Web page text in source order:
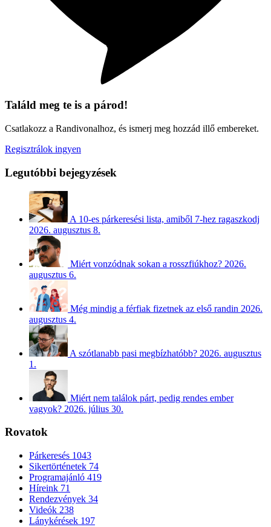
Találd meg te is a párod!
Csatlakozz a Randivonalhoz, és ismerj meg hozzád illő embereket.
Regisztrálok ingyen
Legutóbbi bejegyzések
A 10-es párkeresési lista, amiből 7-hez ragaszkodj
2026. augusztus 8.
Miért vonzódnak sokan a rosszfiúkhoz? 2026.
augusztus 6.
Még mindig a férfiak fizetnek az első randin 2026.
augusztus 4.
A szótlanabb pasi megbízhatóbb? 2026. augusztus
1.
Miért nem találok párt, pedig rendes ember
vagyok? 2026. július 30.
Rovatok
Párkeresés 1043
Sikertörténetek 74
Programajánló 419
Híreink 71
Rendezvények 34
Videók 238
Lánykérések 197